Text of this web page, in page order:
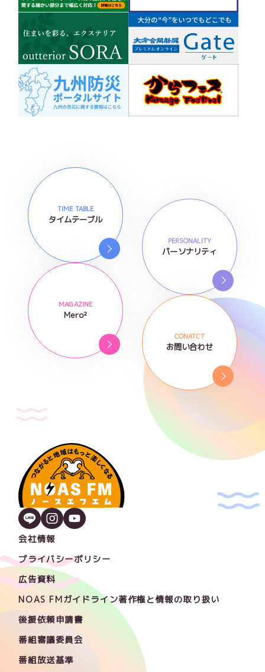
TIME TABLE
タイムテーブル
PERSONALITY
パーソナリティ
MAGAZINE
Mero²
CONATCT
お問い合わせ
会社情報
プライバシーポリシー
広告資料
NOAS FMガイドライン著作権と情報の取り扱い
後援依頼申請書
番組審議委員会
番組放送基準